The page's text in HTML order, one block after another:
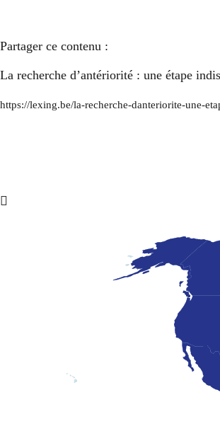
Partager ce contenu :
La recherche d’antériorité : une étape
https://lexing.be/la-recherche-danteriorite-une-